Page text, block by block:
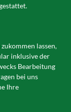
lassen,
inklusive der
Bearbeitung
bei uns
Ihre